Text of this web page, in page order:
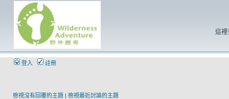
這裡
登入 註冊
檢視沒有回覆的主題 | 檢視最近討論的主題